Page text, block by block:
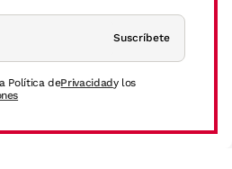
Suscríbete
Política dePrivacidady los